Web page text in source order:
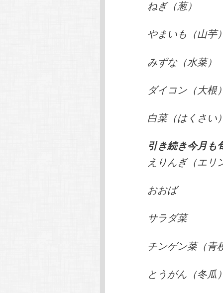
ねぎ（葱）
やまいも（山芋
みずな（水菜）
ダイコン（大根
白菜（はくさい
引き続き今月も
えりんぎ（エリ
おおば
サラダ菜
チンゲン菜（青
とうがん（冬瓜